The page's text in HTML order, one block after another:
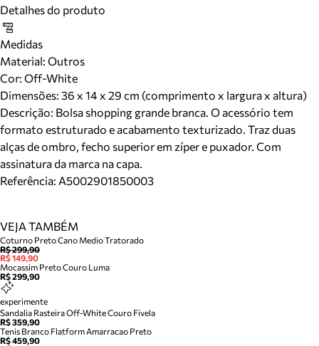
Detalhes do produto
Medidas
Material: Outros
Cor: Off-White
Dimensões: 36 x 14 x 29 cm (comprimento x largura x altura)
Descrição: Bolsa shopping grande branca. O acessório tem
formato estruturado e acabamento texturizado. Traz duas
alças de ombro, fecho superior em zíper e puxador. Com
assinatura da marca na capa.
Referência: A5002901850003
VEJA TAMBÉM
Coturno Preto Cano Medio Tratorado
R$ 299,90
R$ 149,90
Mocassim Preto Couro Luma
R$ 299,90
experimente
Sandalia Rasteira Off-White Couro Fivela
R$ 359,90
Tenis Branco Flatform Amarracao Preto
R$ 459,90